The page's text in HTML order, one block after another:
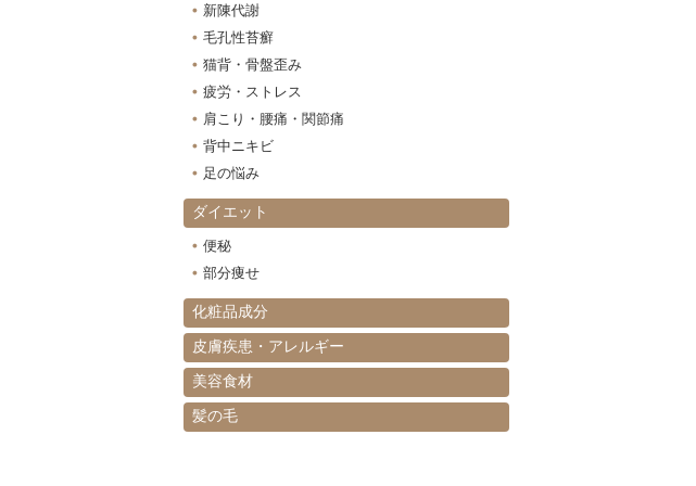
新陳代謝
毛孔性苔癬
猫背・骨盤歪み
疲労・ストレス
肩こり・腰痛・関節痛
背中ニキビ
足の悩み
ダイエット
便秘
部分痩せ
化粧品成分
皮膚疾患・アレルギー
美容食材
髪の毛